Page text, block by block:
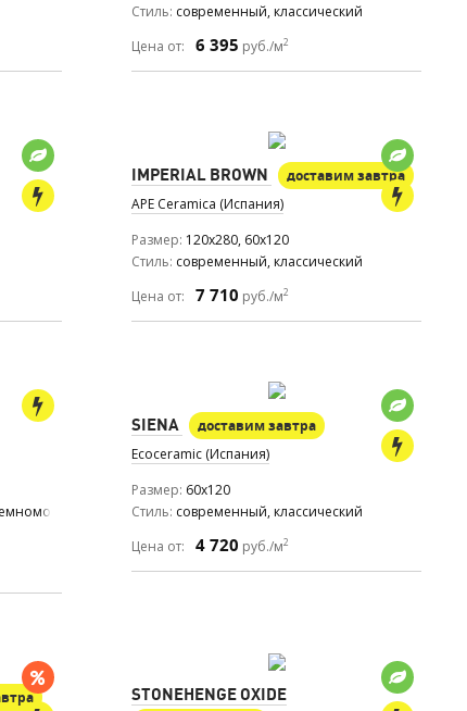
Стиль современный, классический
Цена от:
6 395 руб./м2
IMPERIAL BROWN
доставим завтра
APE Ceramica (Испания)
Размер 120x280, 60x120
Стиль современный, классический
Цена от:
7 710 руб./м2
SIENA
доставим завтра
Ecoceramic (Испания)
Размер 60x120
Стиль современный, классический
Цена от:
4 720 руб./м2
STONEHENGE OXIDE